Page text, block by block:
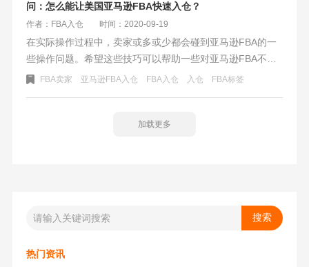
问：怎么能让美国亚马逊FBA快速入仓？
作者：FBA入仓 时间：2020-09-19
在实际操作过程中，卖家或多或少都会碰到亚马逊FBA的一
些操作问题。希望这些技巧可以帮助一些对亚马逊FBA不太
熟悉的FBA卖家。也能加快FBA入仓速度，并能减少亚马逊
FBA卖家 亚马逊FBA入仓 FBA入仓 入仓 FBA标签
加载更多
热门资讯